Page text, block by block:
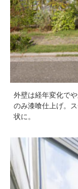
外壁は経年変化で
のみ漆喰仕上げ。
状に。